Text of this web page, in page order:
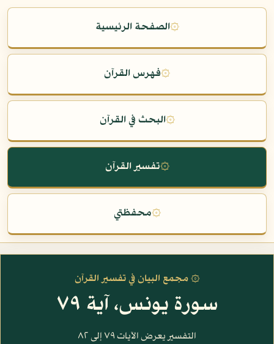
۞الصفحة الرئيسية
۞فهرس القرآن
۞البحث في القرآن
۞تفسير القرآن
۞محفظتي
۞ مجمع البيان في تفسير القرآن
سورة يونس، آية ٧٩
التفسير يعرض الآيات ٧٩ إلى ٨٢